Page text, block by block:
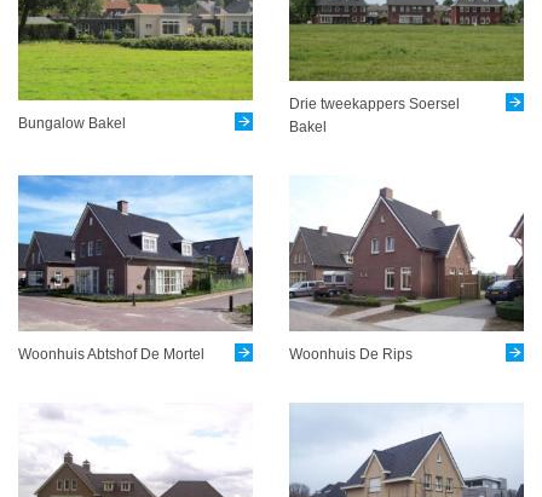
Bungalow Bakel
Drie tweekappers Soersel
Bakel
Woonhuis Abtshof De Mortel Woonhuis De Rips